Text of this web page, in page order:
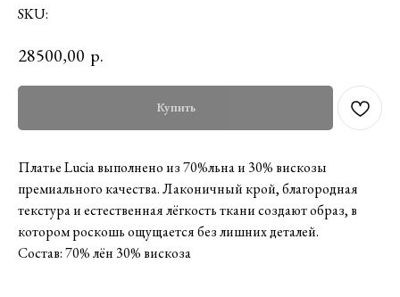
SKU:
28500,00 р.
Купить
Платье Lucia выполнено из 70%льна и 30% вискозы
премиального качества. Лаконичный крой, благородная
текстура и естественная лёгкость ткани создают образ, в
котором роскошь ощущается без лишних деталей.
Состав: 70% лён 30% вискоза